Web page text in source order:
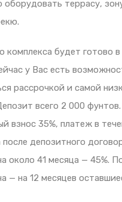
оборудовать террасу,
комплекса будет готово
у Вас есть
рассрочкой и самой
всего 2 000 фунтов.
взнос 35%, платеж в
депозитного
около 41 месяца — 45%.
— на 12 месяцев